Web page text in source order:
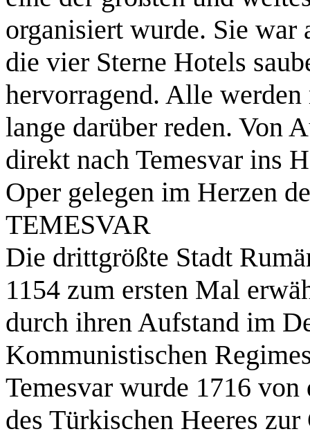
organisiert wurde. Sie war
die vier Sterne Hotels
hervorragend. Alle
lange darüber reden. Von
direkt nach Temesvar ins
Oper gelegen im Herzen
TEMESVAR
Die drittgrößte Stadt
1154 zum ersten Mal
durch ihren Aufstand im
Kommunistischen
Temesvar wurde 1716
des Türkischen Heeres